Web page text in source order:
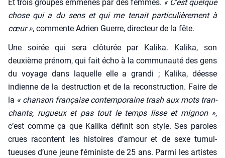
Et trois groupes emme­nés par des femmes. « C’est quelque
chose qui a du sens et qui me tenait par­ti­cu­liè­re­ment à
cœur », com­mente Adrien Guerre, direc­teur de la fête.
Une soi­rée qui sera clô­tu­rée par Kali­ka. Kali­ka, son
deuxième pré­nom, qui fait écho à la com­mu­nau­té des gens
du voyage dans laquelle elle a gran­di ; Kali­ka, déesse
indienne de la des­truc­tion et de la recons­truc­tion. Faire de
la « chan­son fran­çaise contem­po­raine trash aux mots tran­
chants, rugueux et pas tout le temps lisse et mignon »,
c’est comme ça que Kali­ka défi­nit son style. Ses paroles
crues racontent les his­toires d’amour et de sexe tumul­
tueuses d’une jeune fémi­niste de 25 ans. Par­mi les artistes